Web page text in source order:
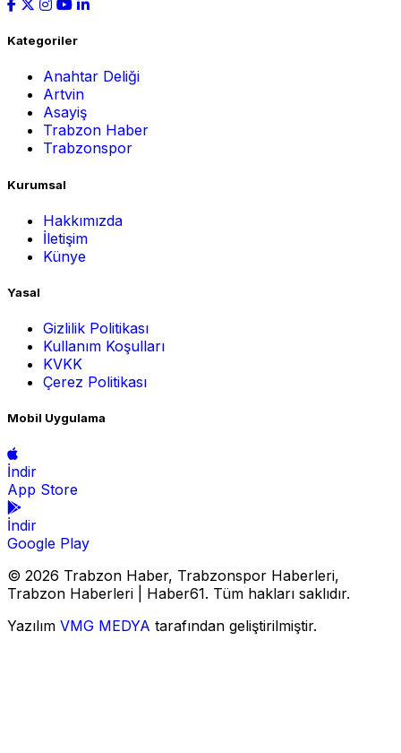
Kategoriler
Anahtar Deliği
Artvin
Asayiş
Trabzon Haber
Trabzonspor
Kurumsal
Hakkımızda
İletişim
Künye
Yasal
Gizlilik Politikası
Kullanım Koşulları
KVKK
Çerez Politikası
Mobil Uygulama
İndir
App Store
İndir
Google Play
© 2026 Trabzon Haber, Trabzonspor Haberleri,
Trabzon Haberleri | Haber61. Tüm hakları saklıdır.
Yazılım VMG MEDYA tarafından geliştirilmiştir.